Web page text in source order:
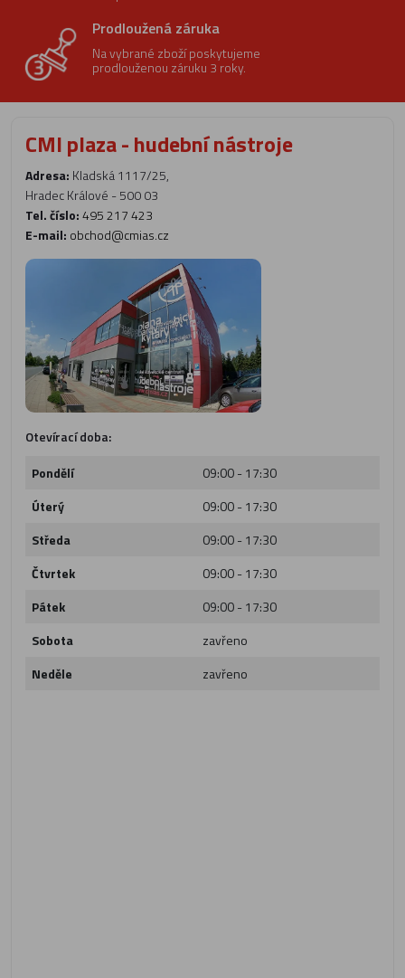
Prodloužená záruka
Na vybrané zboží poskytujeme
prodlouženou záruku 3 roky.
CMI plaza - hudební nástroje
Adresa: Kladská 1117/25,
Hradec Králové - 500 03
Tel. číslo:495 217 423
E-mail: obchod@cmias.cz
Otevírací doba:
Pondělí
09:00 - 17:30
Úterý
09:00 - 17:30
Středa
09:00 - 17:30
Čtvrtek
09:00 - 17:30
Pátek
09:00 - 17:30
Sobota
zavřeno
Neděle
zavřeno